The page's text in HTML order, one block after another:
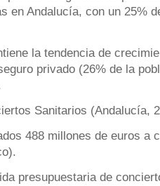
en Andalucía, con un 25%
la tendencia de
privado (26% de la
Sanitarios (Andalucía,
488 millones de euros a
presupuestaria de